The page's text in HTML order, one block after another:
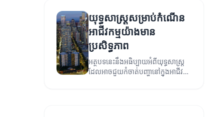
យុទ្ធសាស្ត្រសម្រាប់កំណើន
អាជីវកម្មយ៉ាងមាន
ប្រសិទ្ធភាព
អត្ថបទនេះនឹងអធិប្បាយអំពីយុទ្ធសាស្ត្រ
ដែលអាចជួយកំចាត់បញ្ហានៅក្នុងអាជីវ